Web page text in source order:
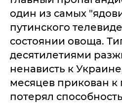
один из самых
путинского
состоянии овоща.
десятилетиями
ненависть к
месяцев прикован к
потерял